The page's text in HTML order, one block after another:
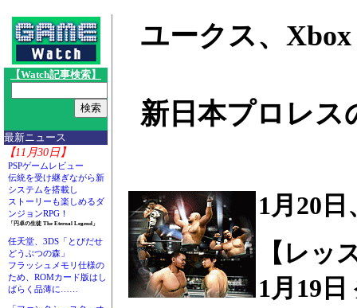
【Watch記事検索】
最新ニュース
【11月30日】
PSPゲームレビュー
伝統を受け継ぎながら新
システムを搭載し
ストーリーも楽しめるダ
ンジョンRPG！
「円卓の生徒 The Eternal Legend」
任天堂、3DS「とびだせ
どうぶつの森」
フラッシュメモリ仕様の
ため、ROMカード版はし
ばらく品薄に……
ユークス、
新日本プロレス
1月20日
【レッ
1月19日